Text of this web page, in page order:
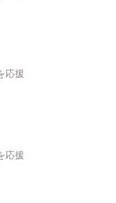
応援
応援